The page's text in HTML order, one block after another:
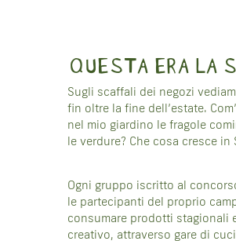
CONTATTO
QUESTA ERA LA
Sugli scaffali dei negozi
fin oltre la fine dell’estate.
nel mio giardino le fragole
le verdure? Che cosa cresce in
Ogni gruppo iscritto al
le partecipanti del proprio
consumare prodotti stagionali
creativo, attraverso gare di